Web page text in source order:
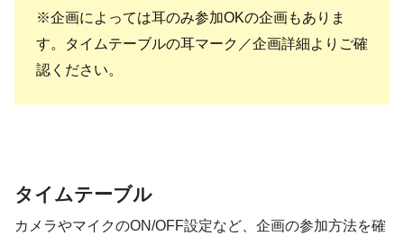
※企画によっては耳のみ参加OKの企画もありま
す。タイムテーブルの耳マーク／企画詳細よりご確
認ください。
タイムテーブル
カメラやマイクのON/OFF設定など、企画の参加方法を確